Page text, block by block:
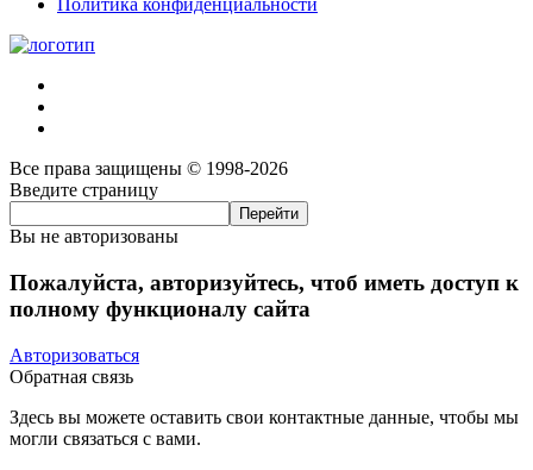
Политика конфиденциальности
Все права защищены © 1998-2026
Введите страницу
Вы не авторизованы
Пожалуйста, авторизуйтесь, чтоб иметь доступ к
полному функционалу сайта
Авторизоваться
Обратная связь
Здесь вы можете оставить свои контактные данные, чтобы мы
могли связаться с вами.